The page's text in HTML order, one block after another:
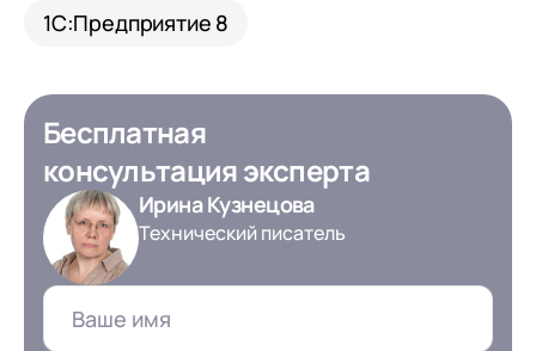
1С:Предприятие 8
Бесплатная
консультация эксперта
Ирина Кузнецова
Технический писатель
+7
+7